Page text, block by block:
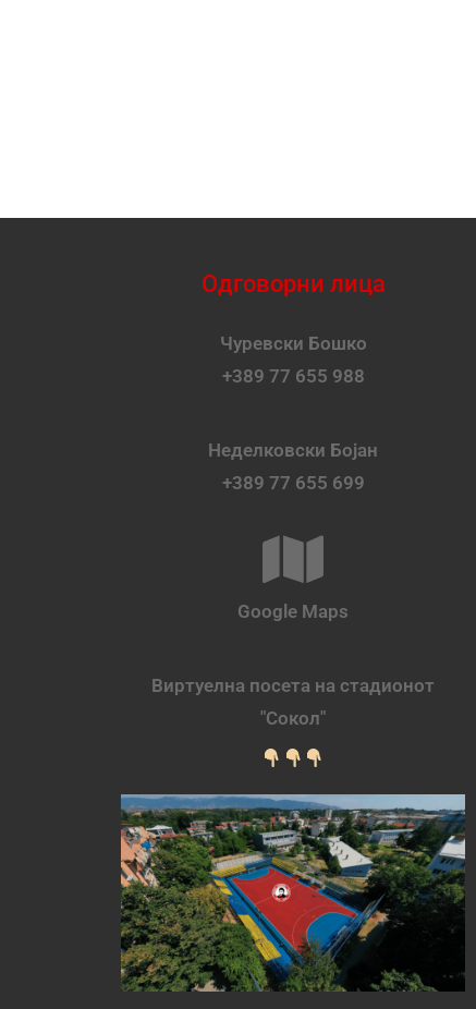
Одговорни лица
Чуревски Бошко
+389 77 655 988
Неделковски Бојан
+389 77 655 699
Google Maps
Виртуелна посета на стадионот
"Сокол"